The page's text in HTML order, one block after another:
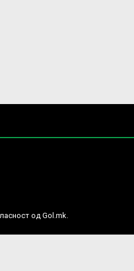
од Gol.mk.